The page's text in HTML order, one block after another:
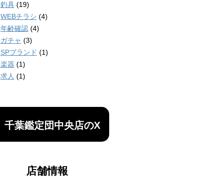
釣具(19)
WEBチラシ (4)
年齢確認(4)
ガチャ (3)
SPブランド (1)
楽器 (1)
求人 (1)
千葉鑑定団中央店のX
店舗情報